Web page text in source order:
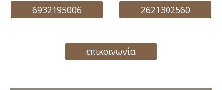
6932195006 2621302560
επικοινωνία